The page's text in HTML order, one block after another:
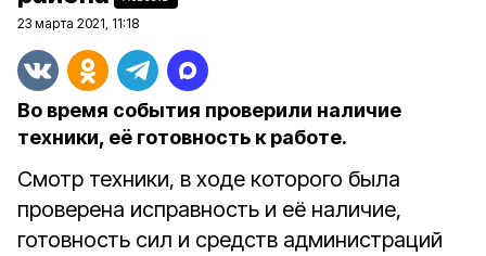
23 марта 2021, 11:18
Во время события проверили наличие
техники, её готовность к работе.
Смотр техники, в ходе которого была
проверена исправность и её наличие,
готовность сил и средств администраций